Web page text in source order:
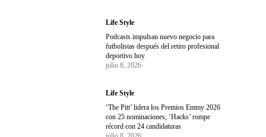
Life Style
Podcasts impulsan nuevo negocio para
futbolistas después del retiro profesional
deportivo hoy
julio 8, 2026
Life Style
‘The Pitt’ lidera los Premios Emmy 2026
con 25 nominaciones; ‘Hacks’ rompe
récord con 24 candidaturas